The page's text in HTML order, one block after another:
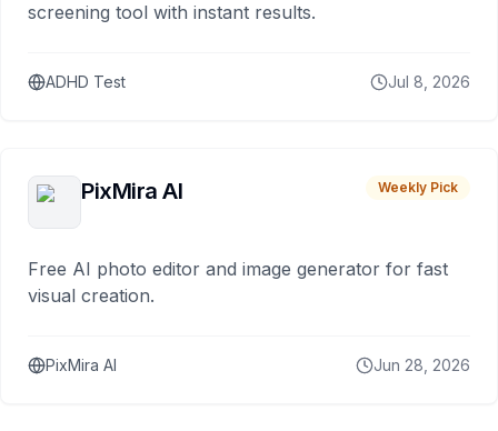
screening tool with instant results.
ADHD Test Jul 8, 2026
PixMira AI Weekly Pick
Free AI photo editor and image generator for fast
visual creation.
PixMira AI Jun 28, 2026